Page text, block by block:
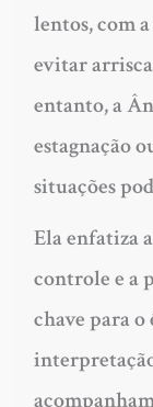
lentos, com
evitar
entanto, a
estagnação
situações
Ela enfatiza
controle e a
chave para